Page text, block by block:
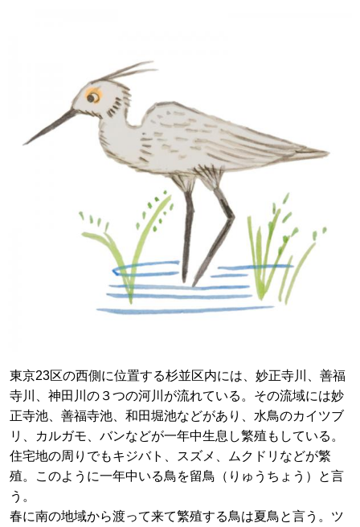
東京23区の西側に位置する杉並区内には、妙正寺川、善福
寺川、神田川の３つの河川が流れている。その流域には妙
正寺池、善福寺池、和田堀池などがあり、水鳥のカイツブ
リ、カルガモ、バンなどが一年中生息し繁殖もしている。
住宅地の周りでもキジバト、スズメ、ムクドリなどが繁
殖。このように一年中いる鳥を留鳥（りゅうちょう）と言
う。
春に南の地域から渡って来て繁殖する鳥は夏鳥と言う。ツ